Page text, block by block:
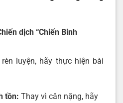
dịch “Chiến Binh
luyện, hãy thực hiện bài
tồn: Thay vì cân nặng, hãy